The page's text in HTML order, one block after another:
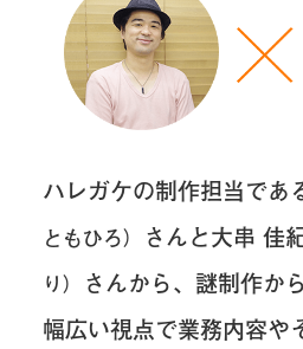
ハレガケの制作担当であ
ともひろ） さんと大串 佳
り） さんから、謎制作か
幅広い視点で業務内容や